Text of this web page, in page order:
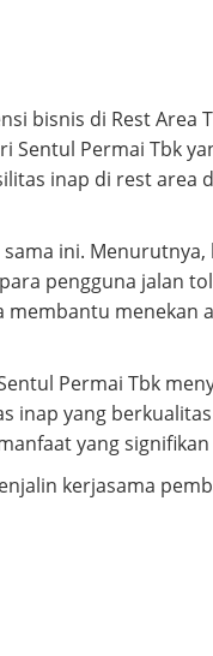
bisnis di Rest Area
Permai Tbk
inap di rest area
ini.
pengguna jalan
menekan
Permai Tbk
yang
yang
kerjasama